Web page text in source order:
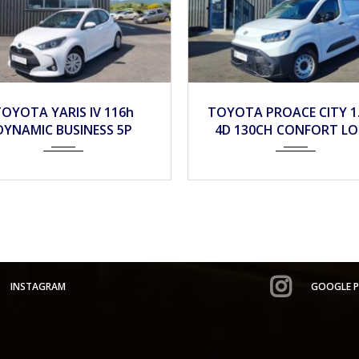
PROACE CITY 1.5 D-
130CH CONFORT LONG
TOYOTA RAV4 2.5
218ch LOUNGE 2WD
INSTAGRAM GOOGLE